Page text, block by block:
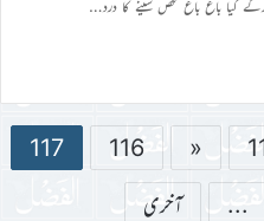
گیا باغ باغ شخص سینے کا درد…
«
116
117
... آخری